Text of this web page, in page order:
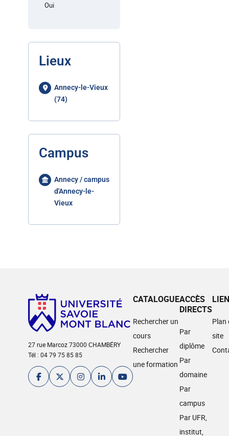
Oui
Lieux
Annecy-le-Vieux
(74)
Campus
Annecy / campus
d'Annecy-le-
Vieux
27 rue Marcoz 73000 CHAMBÉRY
Tél : 04 79 75 85 85
CATALOGUE
Rechercher un
cours
Rechercher
une formation
ACCÈS
DIRECTS
Par
diplôme
Par
domaine
Par
campus
Par UFR,
institut,
Plan
site